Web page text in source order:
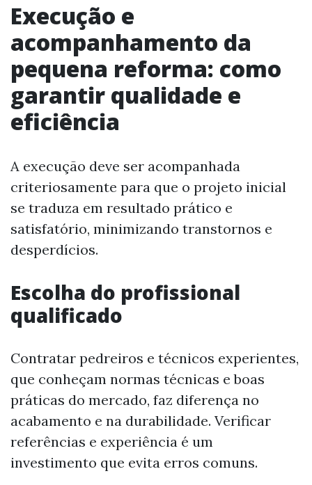
Execução e
acompanhamento da
pequena reforma: como
garantir qualidade e
eficiência
A execução deve ser acompanhada
criteriosamente para que o projeto inicial
se traduza em resultado prático e
satisfatório, minimizando transtornos e
desperdícios.
Escolha do profissional
qualificado
Contratar pedreiros e técnicos experientes,
que conheçam normas técnicas e boas
práticas do mercado, faz diferença no
acabamento e na durabilidade. Verificar
referências e experiência é um
investimento que evita erros comuns.